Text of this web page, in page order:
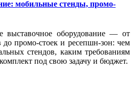
мобильные стенды, промо-
выставочное оборудование — от
до промо-стоек и ресепшн-зон: чем
стендов, каким требованиям
под свою задачу и бюджет.